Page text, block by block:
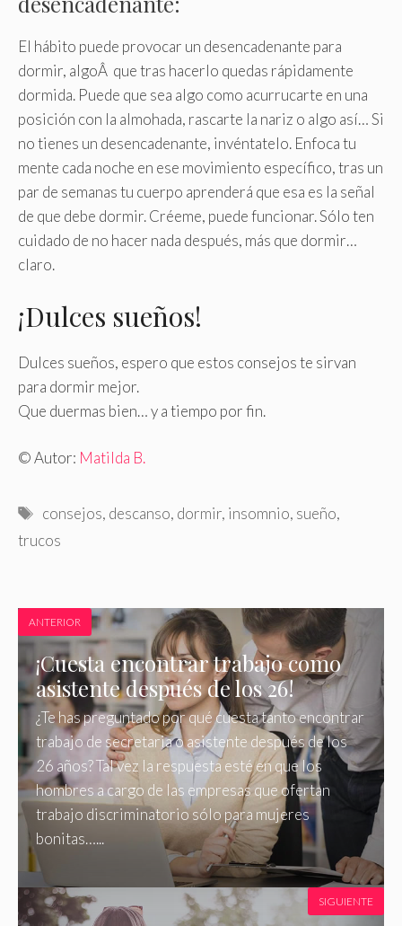
El hábito puede provocar un desencadenante para
dormir, algoÂ que tras hacerlo quedas rápidamente
dormida. Puede que sea algo como acurrucarte en una
posición con la almohada, rascarte la nariz o algo así… Si
no tienes un desencadenante, invéntatelo. Enfoca tu
mente cada noche en ese movimiento específico, tras un
par de semanas tu cuerpo aprenderá que esa es la señal
de que debe dormir. Créeme, puede funcionar. Sólo ten
cuidado de no hacer nada después, más que dormir…
claro.
¡Dulces sueños!
Dulces sueños, espero que estos consejos te sirvan
para dormir mejor.
Que duermas bien… y a tiempo por fin.
© Autor: Matilda B.
Etiquetas
consejos, descanso, dormir, insomnio, sueño,
trucos
ANTERIOR
¡Cuesta encontrar trabajo como
asistente después de los 26!
¿Te has preguntado por qué cuesta tanto encontrar
trabajo de secretaria o asistente después de los
26 años? Tal vez la respuesta esté en que los
hombres a cargo de las empresas que ofertan
trabajo discriminatorio sólo para mujeres
bonitas…...
SIGUIENTE